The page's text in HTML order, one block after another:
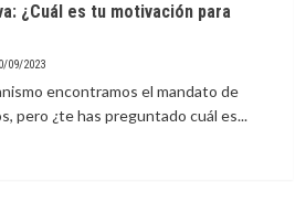
¿Cuál es tu motivación para
09/2023
encontramos el mandato de
pero ¿te has preguntado cuál es...